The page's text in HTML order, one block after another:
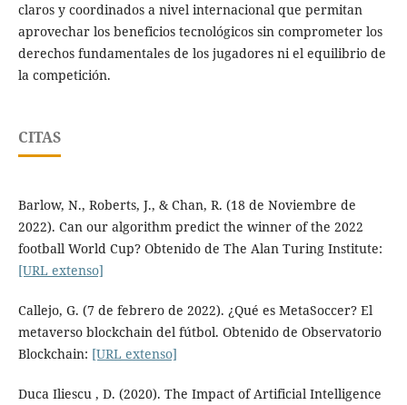
claros y coordinados a nivel internacional que permitan
aprovechar los beneficios tecnológicos sin comprometer los
derechos fundamentales de los jugadores ni el equilibrio de
la competición.
CITAS
Barlow, N., Roberts, J., & Chan, R. (18 de Noviembre de
2022). Can our algorithm predict the winner of the 2022
football World Cup? Obtenido de The Alan Turing Institute:
[URL extenso]
Callejo, G. (7 de febrero de 2022). ¿Qué es MetaSoccer? El
metaverso blockchain del fútbol. Obtenido de Observatorio
Blockchain: [URL extenso]
Duca Iliescu , D. (2020). The Impact of Artificial Intelligence